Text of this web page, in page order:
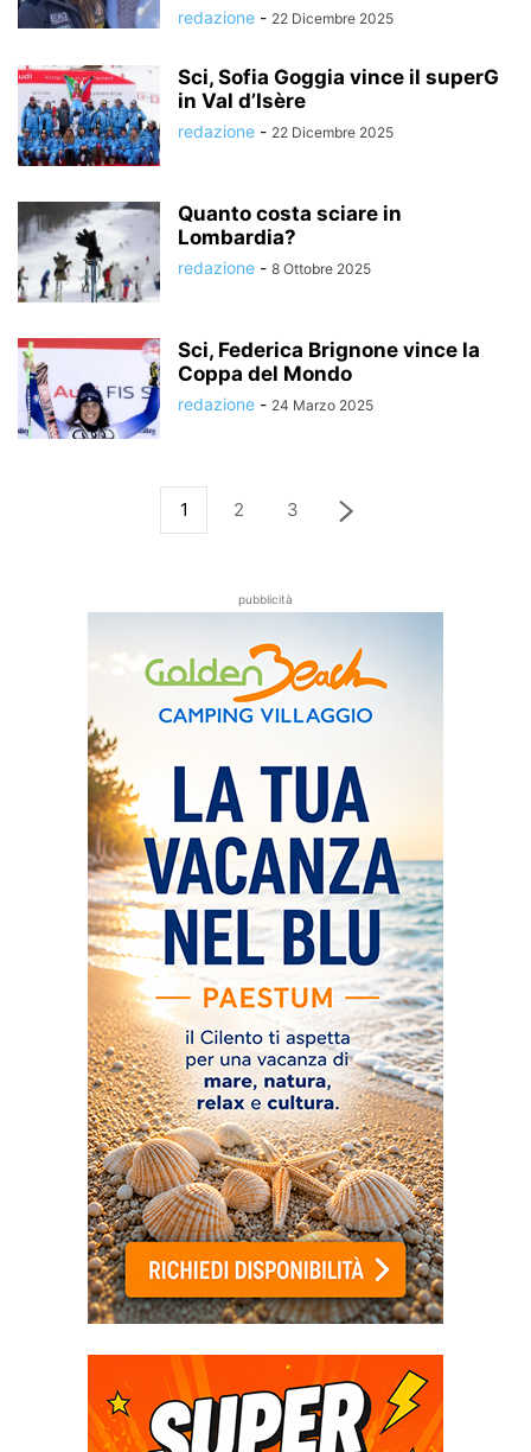
redazione - 22 Dicembre 2025
Sci, Sofia Goggia vince il superG
in Val d’Isère
redazione - 22 Dicembre 2025
Quanto costa sciare in
Lombardia?
redazione - 8 Ottobre 2025
Sci, Federica Brignone vince la
Coppa del Mondo
redazione - 24 Marzo 2025
1 2 3
pubblicità